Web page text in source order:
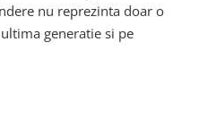
nu reprezinta doar o
generatie si pe